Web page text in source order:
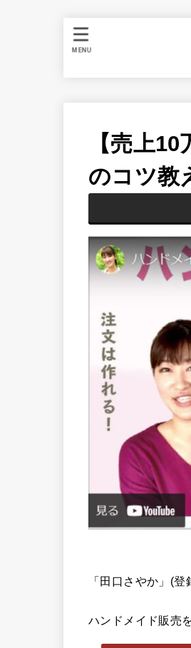
MENU
【売上
のコツ教
「田口さやか」(
ハンドメイド販売